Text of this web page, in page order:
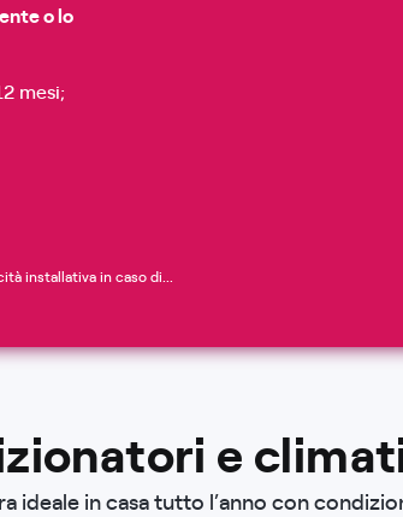
o lo
mesi;
installativa in caso di...
e
ideale in casa tutto l’anno con